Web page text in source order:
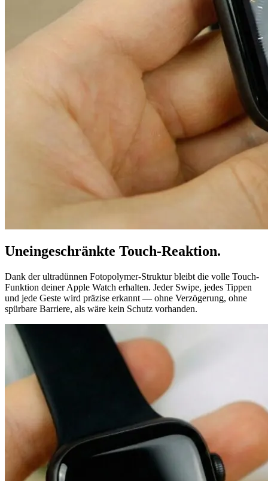
Uneingeschränkte Touch-Reaktion.
Dank der ultradünnen Fotopolymer-Struktur bleibt die volle Touch-
Funktion deiner Apple Watch erhalten. Jeder Swipe, jedes Tippen
und jede Geste wird präzise erkannt — ohne Verzögerung, ohne
spürbare Barriere, als wäre kein Schutz vorhanden.